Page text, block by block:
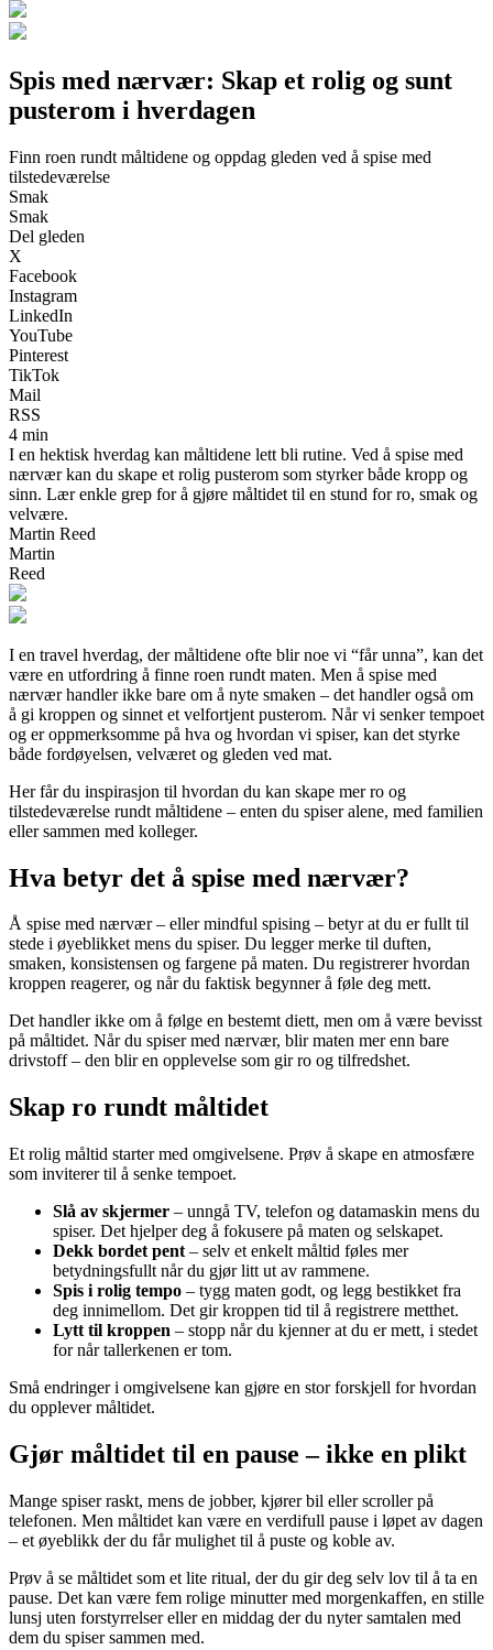
Spis med nærvær: Skap et rolig og sunt
pusterom i hverdagen
Finn roen rundt måltidene og oppdag gleden ved å spise med
tilstedeværelse
Smak
Smak
Del gleden
X
Facebook
Instagram
LinkedIn
YouTube
Pinterest
TikTok
Mail
RSS
4 min
I en hektisk hverdag kan måltidene lett bli rutine. Ved å spise med
nærvær kan du skape et rolig pusterom som styrker både kropp og
sinn. Lær enkle grep for å gjøre måltidet til en stund for ro, smak og
velvære.
Martin Reed
Martin
Reed
I en travel hverdag, der måltidene ofte blir noe vi “får unna”, kan det
være en utfordring å finne roen rundt maten. Men å spise med
nærvær handler ikke bare om å nyte smaken – det handler også om
å gi kroppen og sinnet et velfortjent pusterom. Når vi senker tempoet
og er oppmerksomme på hva og hvordan vi spiser, kan det styrke
både fordøyelsen, velværet og gleden ved mat.
Her får du inspirasjon til hvordan du kan skape mer ro og
tilstedeværelse rundt måltidene – enten du spiser alene, med familien
eller sammen med kolleger.
Hva betyr det å spise med nærvær?
Å spise med nærvær – eller mindful spising – betyr at du er fullt til
stede i øyeblikket mens du spiser. Du legger merke til duften,
smaken, konsistensen og fargene på maten. Du registrerer hvordan
kroppen reagerer, og når du faktisk begynner å føle deg mett.
Det handler ikke om å følge en bestemt diett, men om å være bevisst
på måltidet. Når du spiser med nærvær, blir maten mer enn bare
drivstoff – den blir en opplevelse som gir ro og tilfredshet.
Skap ro rundt måltidet
Et rolig måltid starter med omgivelsene. Prøv å skape en atmosfære
som inviterer til å senke tempoet.
Slå av skjermer – unngå TV, telefon og datamaskin mens du
spiser. Det hjelper deg å fokusere på maten og selskapet.
Dekk bordet pent – selv et enkelt måltid føles mer
betydningsfullt når du gjør litt ut av rammene.
Spis i rolig tempo – tygg maten godt, og legg bestikket fra
deg innimellom. Det gir kroppen tid til å registrere metthet.
Lytt til kroppen – stopp når du kjenner at du er mett, i stedet
for når tallerkenen er tom.
Små endringer i omgivelsene kan gjøre en stor forskjell for hvordan
du opplever måltidet.
Gjør måltidet til en pause – ikke en plikt
Mange spiser raskt, mens de jobber, kjører bil eller scroller på
telefonen. Men måltidet kan være en verdifull pause i løpet av dagen
– et øyeblikk der du får mulighet til å puste og koble av.
Prøv å se måltidet som et lite ritual, der du gir deg selv lov til å ta en
pause. Det kan være fem rolige minutter med morgenkaffen, en stille
lunsj uten forstyrrelser eller en middag der du nyter samtalen med
dem du spiser sammen med.